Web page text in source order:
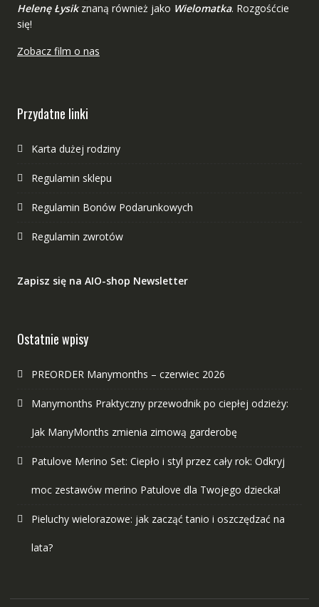
Helenę Łysikznaną również jako Wielomatka. Rozgośćcie
się!
Zobacz film o nas
Przydatne linki
Karta dużej rodziny
Regulamin sklepu
Regulamin Bonów Podarunkowych
Regulamin zwrotów
Zapisz się na AIO-shop Newsletter
Ostatnie wpisy
PREORDER Manymonths – czerwiec 2026
Manymonths Praktyczny przewodnik po ciepłej odzieży:
Jak ManyMonths zmienia zimową garderobę
Patulove Merino Set: Ciepło i styl przez cały rok: Odkryj
moc zestawów merino Patulove dla Twojego dziecka!
Pieluchy wielorazowe: jak zacząć tanio i oszczędzać na
lata?